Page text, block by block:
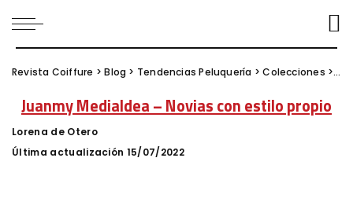
Revista Coiffure >Blog > Tendencias Peluquería >Colecciones >
Juanmy Medialdea – Novias con estilo propio
Posted
by
Lorena de Otero
Última actualización 15/07/2022